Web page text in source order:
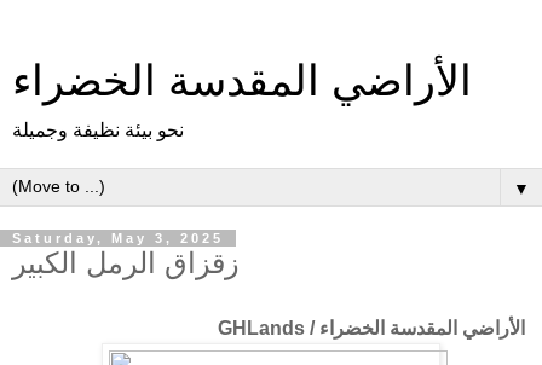
الأراضي المقدسة الخضراء
نحو بيئة نظيفة وجميلة
▼
Saturday, May 3, 2025
زقزاق الرمل الكبير
الأراضي المقدسة الخضراء / GHLands